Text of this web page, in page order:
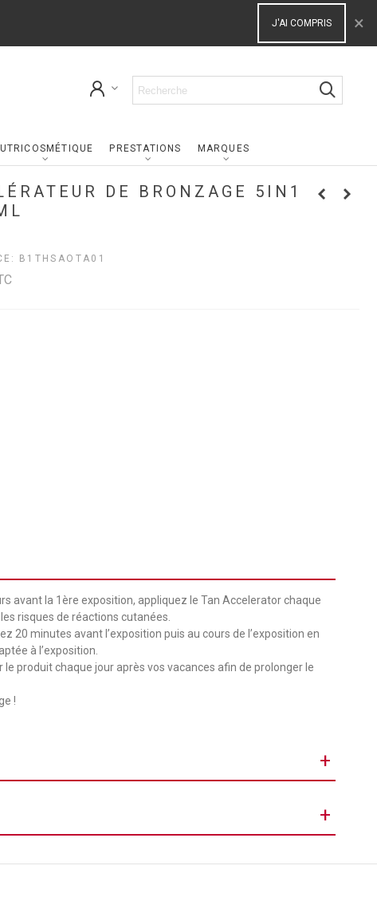
J'AI COMPRIS ×
PRESTATIONS MARQUES
DE BRONZAGE 5IN1
B1THSAOTA01
avant la 1ère exposition, appliquez le Tan Accelerator chaque
risques de réactions cutanées.
20 minutes avant l’exposition puis au cours de l’exposition en
à l’exposition.
produit chaque jour après vos vacances afin de prolonger le
!
+
+